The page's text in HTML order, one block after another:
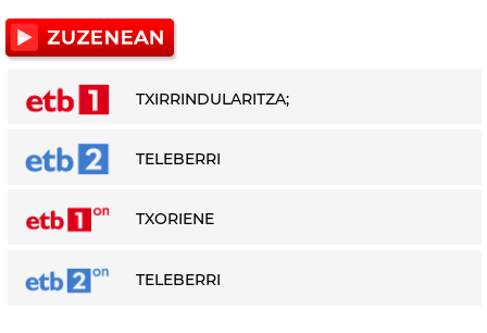
TXIRRINDULARITZA;
TELEBERRI
TXORIENE
TELEBERRI